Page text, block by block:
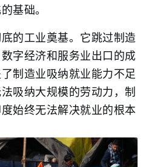
基础。
的工业奠基。它跳过制造
字经济和服务业出口的成
制造业吸纳就业能力不足
吸纳大规模的劳动力，制
始终无法解决就业的根本